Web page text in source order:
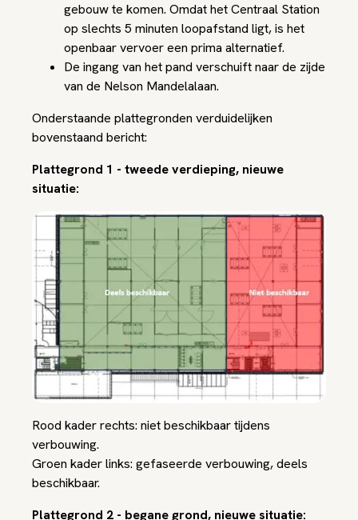
gebouw te komen. Omdat het Centraal Station
op slechts 5 minuten loopafstand ligt, is het
openbaar vervoer een prima alternatief.
De ingang van het pand verschuift naar de zijde
van de Nelson Mandelalaan.
Onderstaande plattegronden verduidelijken
bovenstaand bericht:
Plattegrond 1 - tweede verdieping, nieuwe
situatie:
Rood kader rechts: niet beschikbaar tijdens
verbouwing.
Groen kader links: gefaseerde verbouwing, deels
beschikbaar.
Plattegrond 2 - begane grond, nieuwe situatie: